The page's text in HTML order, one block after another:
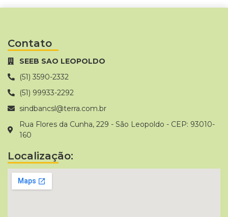
Contato
SEEB SAO LEOPOLDO
(51) 3590-2332
(51) 99933-2292
sindbancsl@terra.com.br
Rua Flores da Cunha, 229 - São Leopoldo - CEP: 93010-
160
Localização: